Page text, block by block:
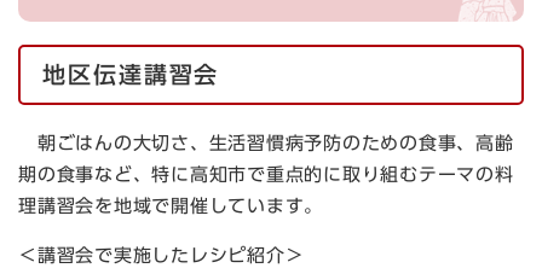
地区伝達講習会
朝ごはんの大切さ、生活習慣病予防のための食事、高齢
期の食事など、特に高知市で重点的に取り組むテーマの料
理講習会を地域で開催しています。
＜講習会で実施したレシピ紹介＞